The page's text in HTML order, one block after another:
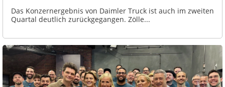
Das Konzernergebnis von Daimler Truck ist auch im zweiten
Quartal deutlich zurückgegangen. Zölle...